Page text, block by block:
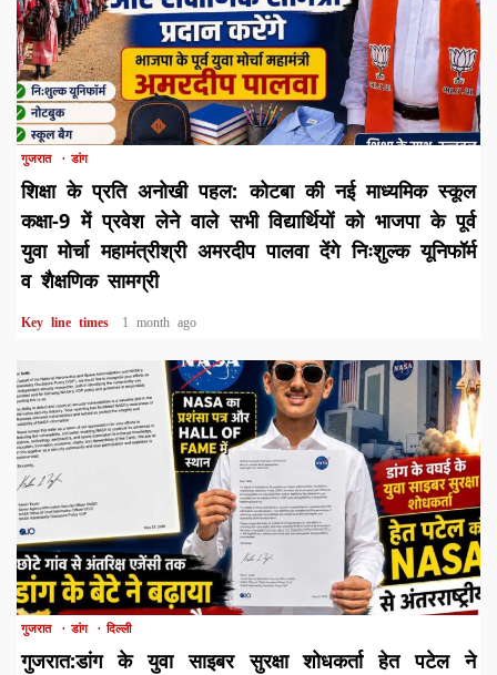
1 min read
गुजरात डांग
शिक्षा के प्रति अनोखी पहल: कोटबा की नई माध्यमिक स्कूल
कक्षा-9 में प्रवेश लेने वाले सभी विद्यार्थियों को भाजपा के पूर्व
युवा मोर्चा महामंत्रीश्री अमरदीप पालवा देंगे निःशुल्क यूनिफॉर्म
व शैक्षणिक सामग्री
Key line times 1 month ago
1 min read
गुजरात डांग दिल्ली
गुजरात:डांग के युवा साइबर सुरक्षा शोधकर्ता हेत पटेल ने